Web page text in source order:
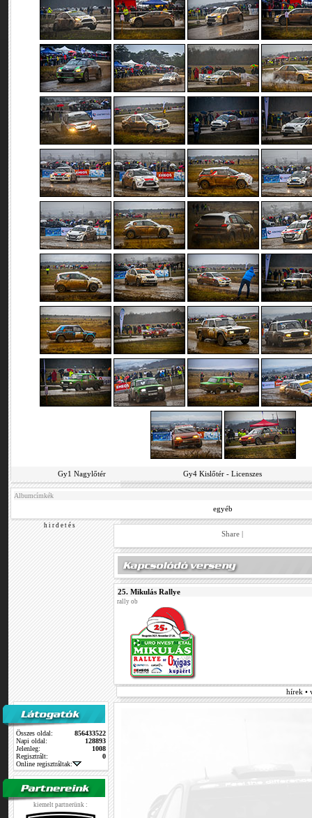
Gy1 Nagylőtér Gy4 Kislőtér - Licenszes
Albumcímkék
egyéb
h i r d e t é s
Összes oldal:
856433522
Napi oldal:
128893
Jelenleg:
1008
Regisztrált:
0
Online regisztráltak:
kiemelt partnerünk :
Share |
25. Mikulás Rallye
rally ob
hírek •